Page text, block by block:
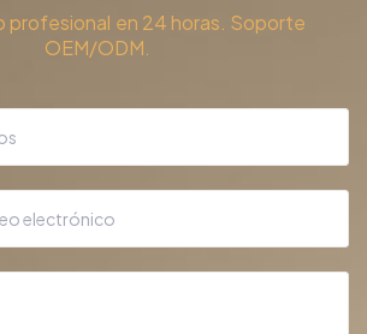
profesional en 24 horas. Soporte
OEM/ODM.